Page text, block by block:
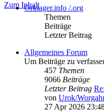
Zum InhaltOrklager.info /.org
Themen
Beiträge
Letzter Beitrag
Allgemeines Forum
Um Beiträge zu
457 Themen
9066 Beiträge
Letzter Beitrag
von Urok/
27 Apr 2026